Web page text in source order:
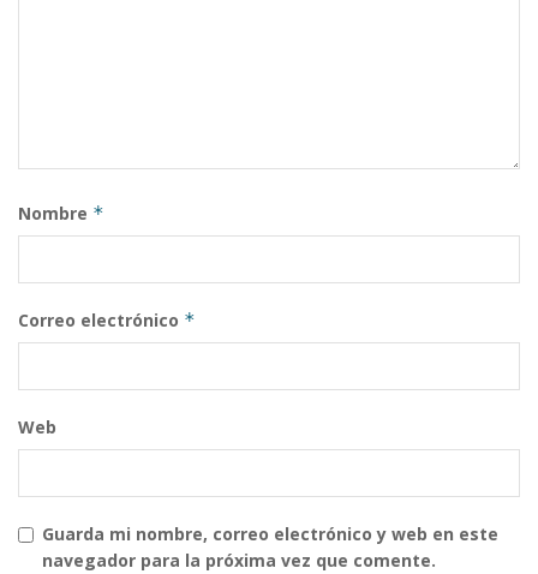
Nombre *
Correo electrónico *
Web
Guarda mi nombre, correo electrónico y web en este
navegador para la próxima vez que comente.